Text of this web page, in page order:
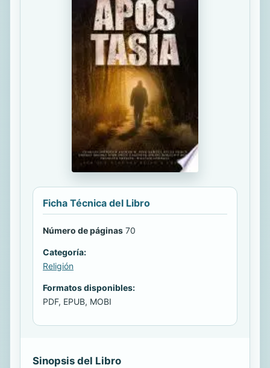
Ficha Técnica del Libro
Número de páginas 70
Categoría:
Religión
Formatos disponibles:
PDF, EPUB, MOBI
Sinopsis del Libro